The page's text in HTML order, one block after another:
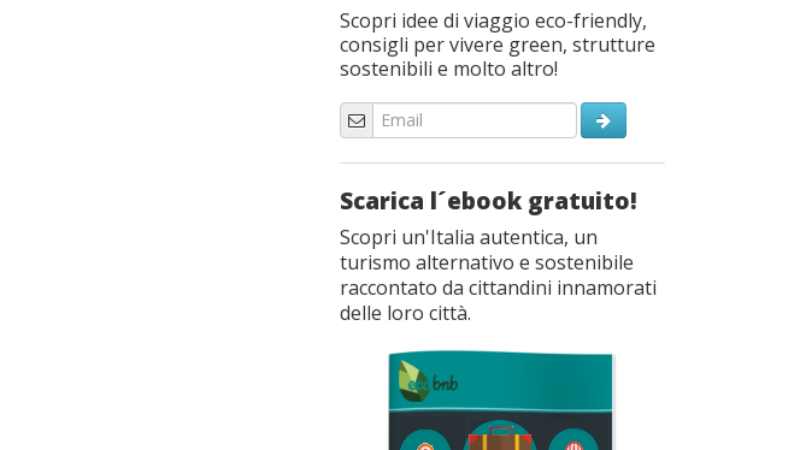
Scopri idee di viaggio eco-friendly,
consigli per vivere green, strutture
sostenibili e molto altro!
Scarica l´ebook gratuito!
Scopri un'Italia autentica, un
turismo alternativo e sostenibile
raccontato da cittandini innamorati
delle loro città.